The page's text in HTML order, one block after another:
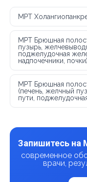
МРТ
МРТ Брюшная
пузырь,
поджелудочная
надпочечники, почки)
МРТ Брюшная
(печень, желчный
пути,
Запишитесь на
современное
врачи,